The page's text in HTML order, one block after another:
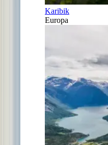
Karibik
Europa